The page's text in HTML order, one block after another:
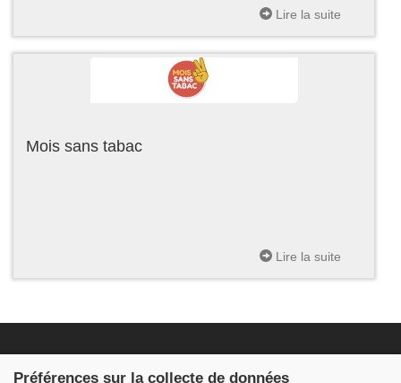
Lire la suite
Mois sans tabac
Lire la suite
Préférences sur la collecte de données